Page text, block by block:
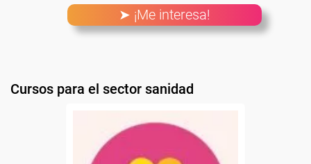
➤ ¡Me interesa!
Cursos para el sector sanidad